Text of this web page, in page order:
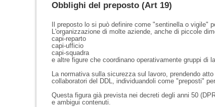
Obblighi del preposto (Art 19)
Il preposto lo si può definire come "sentinella o vigile"
L'organizzazione di molte aziende, anche di piccole
capi-reparto
capi-ufficio
capi-squadra
e altre figure che coordinano operativamente gruppi di
La normativa sulla sicurezza sul lavoro, prendendo
collaboratori del DDL, individuandoli come "preposti"
Questa figura già prevista nei decreti degli anni 50
e ambigui contenuti.